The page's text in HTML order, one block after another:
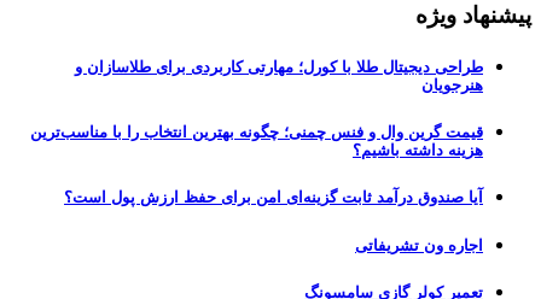
پیشنهاد ویژه
طراحی دیجیتال طلا با کورل؛ مهارتی کاربردی برای طلاسازان و
هنرجویان
قیمت گرین وال و فنس چمنی؛ چگونه بهترین انتخاب را با مناسب‌ترین
هزینه داشته باشیم؟
آیا صندوق درآمد ثابت گزینه‌ای امن برای حفظ ارزش پول است؟
اجاره ون تشریفاتی
تعمیر کولر گازی سامسونگ